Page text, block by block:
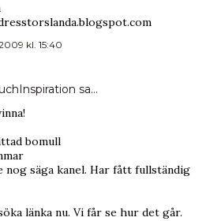
kl. 15:40
sa…
bomull
nog säga kanel. Har fått fullständig
länka nu. Vi får se hur det går.